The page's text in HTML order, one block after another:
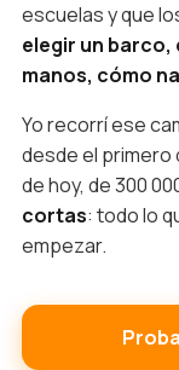
escuelas y que
elegir un
manos, cómo
Yo recorrí ese
desde el primero
de hoy, de 300
cortas: todo lo
empezar.